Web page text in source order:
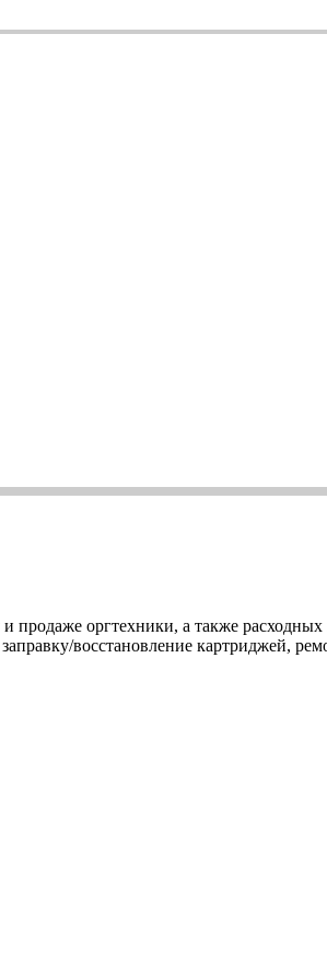
продаже оргтехники, а также расходных
восстановление картриджей,